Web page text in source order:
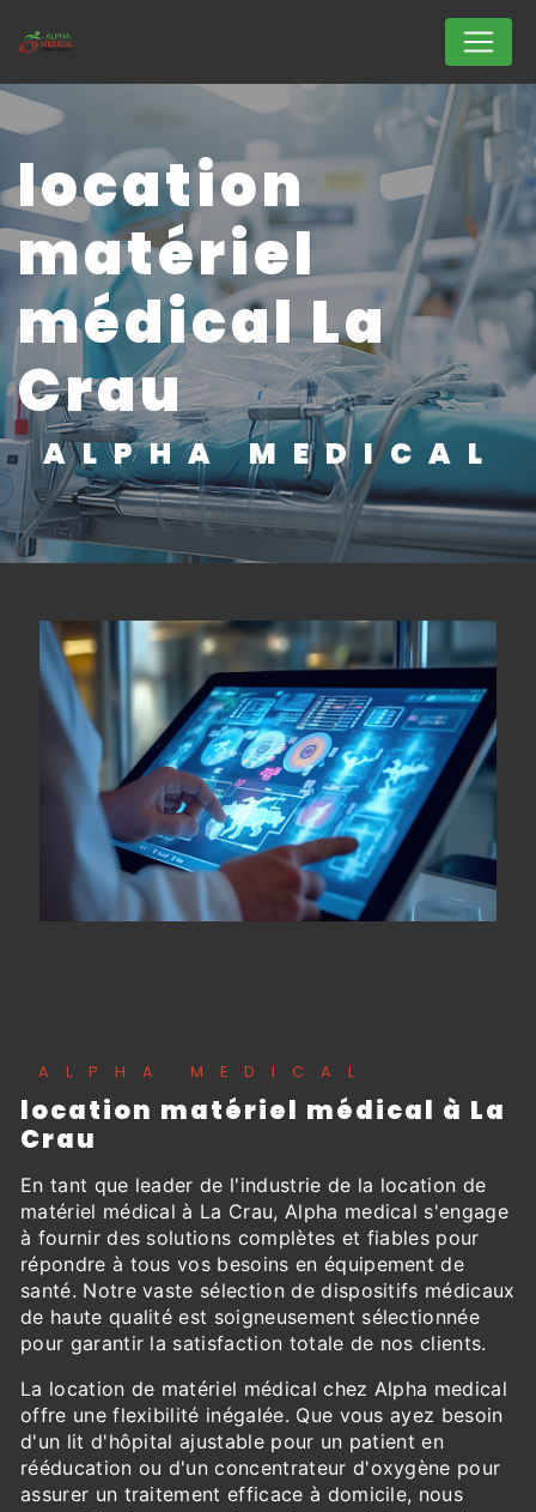
location
matériel
médical La
Crau
ALPHA MEDICAL
ALPHA MEDICAL
location matériel médical à La
Crau
En tant que leader de l'industrie de la location de
matériel médical à La Crau, Alpha medical s'engage
à fournir des solutions complètes et fiables pour
répondre à tous vos besoins en équipement de
santé. Notre vaste sélection de dispositifs médicaux
de haute qualité est soigneusement sélectionnée
pour garantir la satisfaction totale de nos clients.
La location de matériel médical chez Alpha medical
offre une flexibilité inégalée. Que vous ayez besoin
d'un lit d'hôpital ajustable pour un patient en
rééducation ou d'un concentrateur d'oxygène pour
assurer un traitement efficace à domicile, nous